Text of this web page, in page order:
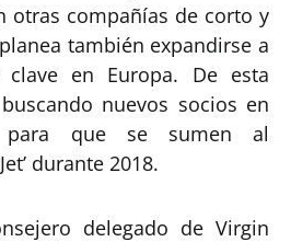
otras compañías de corto y
también expandirse a
clave en Europa. De esta
nuevos socios en
para que se sumen al
durante 2018.
delegado de Virgin